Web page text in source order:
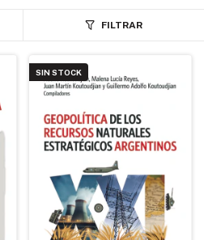
FILTRAR
SIN STOCK